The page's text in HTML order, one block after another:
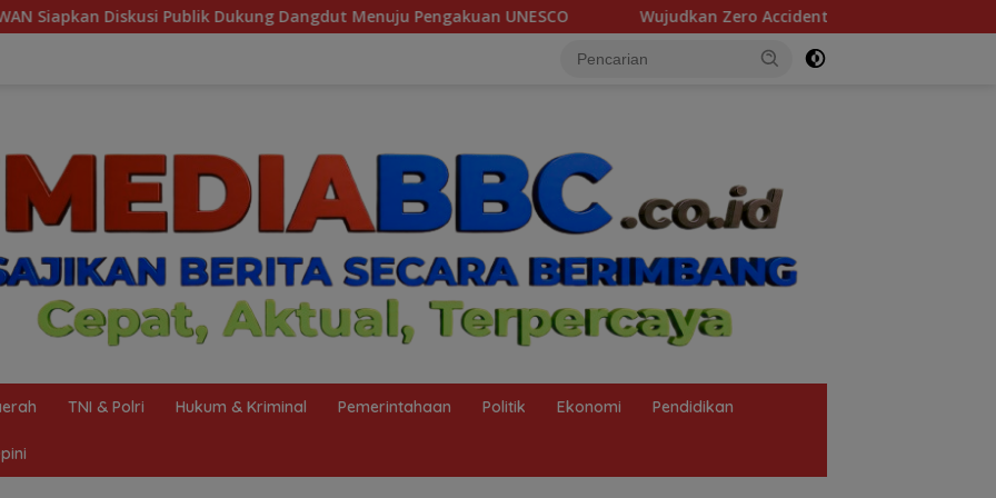
Dangdut Menuju Pengakuan UNESCO Wujudkan Zero Accident Selama Pit Stop Part II 2026, Kilang Plaju
TNI & Polri Hukum & Kriminal Pemerintahaan Politik Ekonomi Pendidikan